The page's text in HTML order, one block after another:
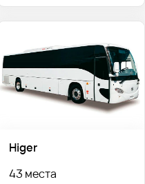
Higer
43 места